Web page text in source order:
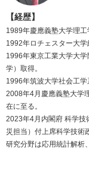
【経歴】
1989年慶應義塾大学理工
1992年ロチェスター大学
1996年東京工業大学大
学）取得。
1996年筑波大学社会工学
2008年4月慶應義塾大学
在に至る。
2023年4月内閣府 科学技
災担当）付上席科学技術
研究分野は応用統計解析